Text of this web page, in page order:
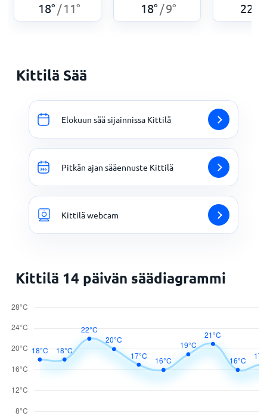
18° / 11° 18° /9° 22
Kittilä Sää
Elokuun sää sijainnissa Kittilä
Pitkän ajan sääennuste Kittilä
Kittilä webcam
Kittilä 14 päivän säädiagrammi